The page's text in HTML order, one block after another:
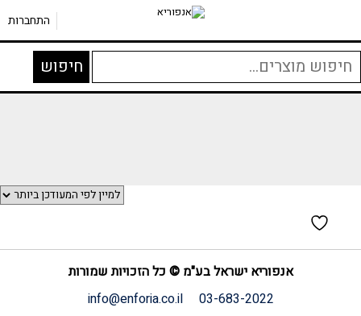
התחברות
חיפוש
עבור:
חיפוש
אנפוריא ישראל בע"מ © כל הזכויות שמורות
03-683-2022
info@enforia.co.il